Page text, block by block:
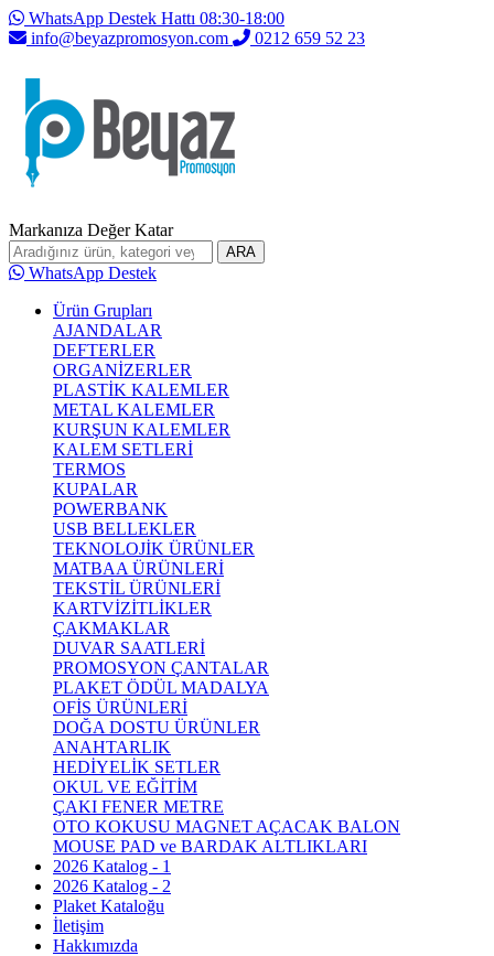
WhatsApp Destek Hattı 08:30-18:00
info@beyazpromosyon.com
0212 659 52 23
Markanıza Değer Katar
ARA
WhatsApp Destek
Ürün Grupları
AJANDALAR
DEFTERLER
ORGANİZERLER
PLASTİK KALEMLER
METAL KALEMLER
KURŞUN KALEMLER
KALEM SETLERİ
TERMOS
KUPALAR
POWERBANK
USB BELLEKLER
TEKNOLOJİK ÜRÜNLER
MATBAA ÜRÜNLERİ
TEKSTİL ÜRÜNLERİ
KARTVİZİTLİKLER
ÇAKMAKLAR
DUVAR SAATLERİ
PROMOSYON ÇANTALAR
PLAKET ÖDÜL MADALYA
OFİS ÜRÜNLERİ
DOĞA DOSTU ÜRÜNLER
ANAHTARLIK
HEDİYELİK SETLER
OKUL VE EĞİTİM
ÇAKI FENER METRE
OTO KOKUSU MAGNET AÇACAK BALON
MOUSE PAD ve BARDAK ALTLIKLARI
2026 Katalog - 1
2026 Katalog - 2
Plaket Kataloğu
İletişim
Hakkımızda